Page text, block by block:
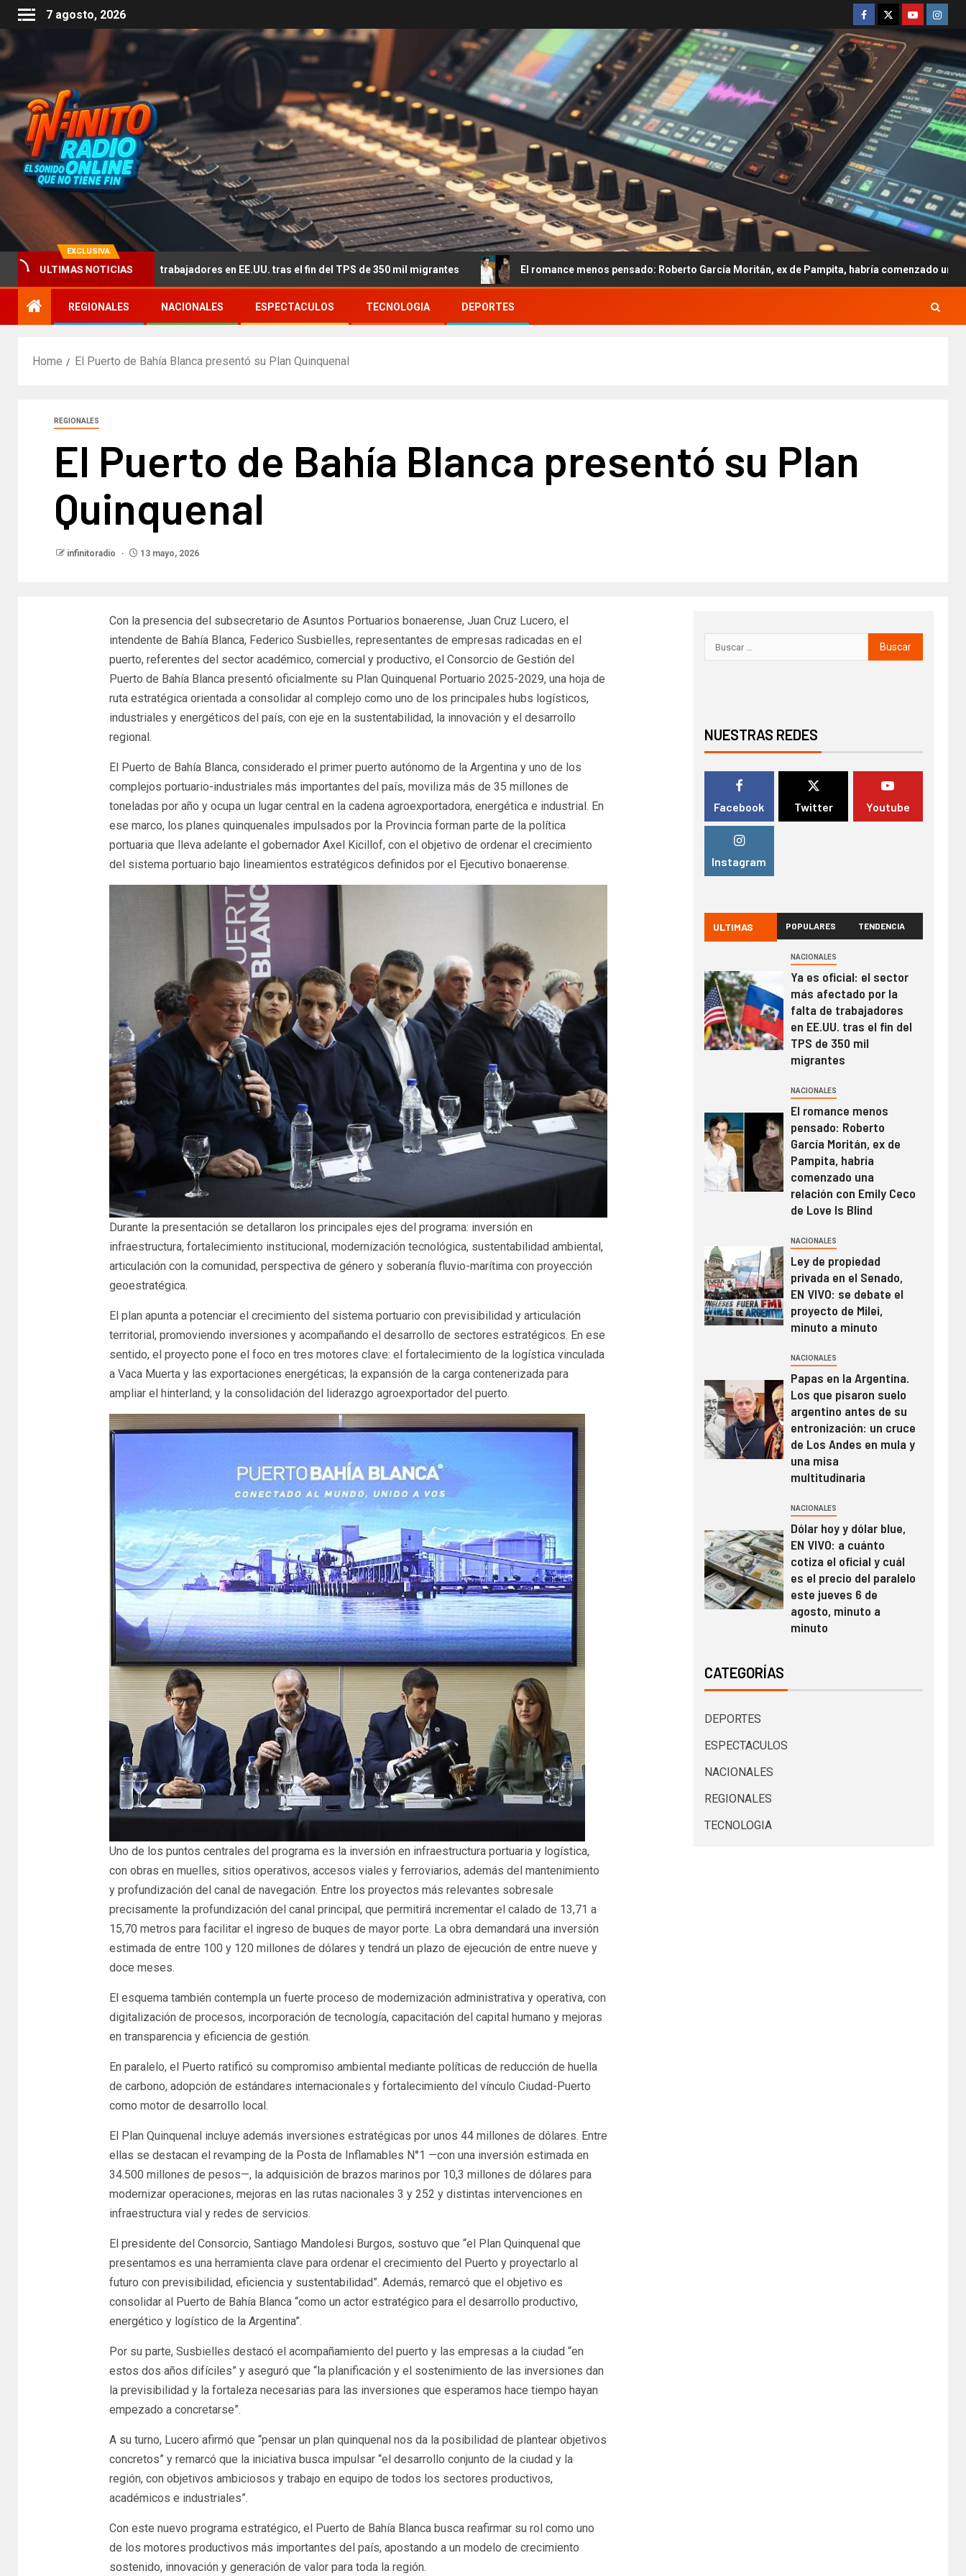
7 agosto, 2026
EXCLUSIVA
ULTIMAS NOTICIAS
la falta de trabajadores en EE.UU. tras el fin del TPS de 350 mil migrantes El romance menos pensado: Roberto García Moritán, ex de Pampita, habría comenzado una relación con Emily
REGIONALES NACIONALES ESPECTACULOS TECNOLOGIA DEPORTES
Home El Puerto de Bahía Blanca presentó su Plan Quinquenal​
REGIONALES
El Puerto de Bahía Blanca presentó su Plan
Quinquenal​
infinitoradio 13 mayo, 2026
Con la presencia del subsecretario de Asuntos Portuarios bonaerense, Juan Cruz Lucero, el
intendente de Bahía Blanca, Federico Susbielles, representantes de empresas radicadas en el
puerto, referentes del sector académico, comercial y productivo, el Consorcio de Gestión del
Puerto de Bahía Blanca presentó oficialmente su Plan Quinquenal Portuario 2025-2029, una hoja de
ruta estratégica orientada a consolidar al complejo como uno de los principales hubs logísticos,
industriales y energéticos del país, con eje en la sustentabilidad, la innovación y el desarrollo
regional.
El Puerto de Bahía Blanca, considerado el primer puerto autónomo de la Argentina y uno de los
complejos portuario-industriales más importantes del país, moviliza más de 35 millones de
toneladas por año y ocupa un lugar central en la cadena agroexportadora, energética e industrial. En
ese marco, los planes quinquenales impulsados por la Provincia forman parte de la política
portuaria que lleva adelante el gobernador Axel Kicillof, con el objetivo de ordenar el crecimiento
del sistema portuario bajo lineamientos estratégicos definidos por el Ejecutivo bonaerense.
Durante la presentación se detallaron los principales ejes del programa: inversión en
infraestructura, fortalecimiento institucional, modernización tecnológica, sustentabilidad ambiental,
articulación con la comunidad, perspectiva de género y soberanía fluvio-marítima con proyección
geoestratégica.
El plan apunta a potenciar el crecimiento del sistema portuario con previsibilidad y articulación
territorial, promoviendo inversiones y acompañando el desarrollo de sectores estratégicos. En ese
sentido, el proyecto pone el foco en tres motores clave: el fortalecimiento de la logística vinculada
a Vaca Muerta y las exportaciones energéticas; la expansión de la carga contenerizada para
ampliar el hinterland; y la consolidación del liderazgo agroexportador del puerto.
Uno de los puntos centrales del programa es la inversión en infraestructura portuaria y logística,
con obras en muelles, sitios operativos, accesos viales y ferroviarios, además del mantenimiento
y profundización del canal de navegación. Entre los proyectos más relevantes sobresale
precisamente la profundización del canal principal, que permitirá incrementar el calado de 13,71 a
15,70 metros para facilitar el ingreso de buques de mayor porte. La obra demandará una inversión
estimada de entre 100 y 120 millones de dólares y tendrá un plazo de ejecución de entre nueve y
doce meses.
El esquema también contempla un fuerte proceso de modernización administrativa y operativa, con
digitalización de procesos, incorporación de tecnología, capacitación del capital humano y mejoras
en transparencia y eficiencia de gestión.
En paralelo, el Puerto ratificó su compromiso ambiental mediante políticas de reducción de huella
de carbono, adopción de estándares internacionales y fortalecimiento del vínculo Ciudad-Puerto
como motor de desarrollo local.
El Plan Quinquenal incluye además inversiones estratégicas por unos 44 millones de dólares. Entre
ellas se destacan el revamping de la Posta de Inflamables N°1 —con una inversión estimada en
34.500 millones de pesos—, la adquisición de brazos marinos por 10,3 millones de dólares para
modernizar operaciones, mejoras en las rutas nacionales 3 y 252 y distintas intervenciones en
infraestructura vial y redes de servicios.
El presidente del Consorcio, Santiago Mandolesi Burgos, sostuvo que “el Plan Quinquenal que
presentamos es una herramienta clave para ordenar el crecimiento del Puerto y proyectarlo al
futuro con previsibilidad, eficiencia y sustentabilidad”. Además, remarcó que el objetivo es
consolidar al Puerto de Bahía Blanca “como un actor estratégico para el desarrollo productivo,
energético y logístico de la Argentina”.
Por su parte, Susbielles destacó el acompañamiento del puerto y las empresas a la ciudad “en
estos dos años difíciles” y aseguró que “la planificación y el sostenimiento de las inversiones dan
la previsibilidad y la fortaleza necesarias para las inversiones que esperamos hace tiempo hayan
empezado a concretarse”.
A su turno, Lucero afirmó que “pensar un plan quinquenal nos da la posibilidad de plantear objetivos
concretos” y remarcó que la iniciativa busca impulsar “el desarrollo conjunto de la ciudad y la
región, con objetivos ambiciosos y trabajo en equipo de todos los sectores productivos,
académicos e industriales”.
Con este nuevo programa estratégico, el Puerto de Bahía Blanca busca reafirmar su rol como uno
de los motores productivos más importantes del país, apostando a un modelo de crecimiento
sostenido, innovación y generación de valor para toda la región.
NUESTRAS REDES
Facebook Twitter Youtube
Instagram
ULTIMAS POPULARES TENDENCIA
NACIONALES
Ya es oficial: el sector
más afectado por la
falta de trabajadores
en EE.UU. tras el fin del
TPS de 350 mil
migrantes
NACIONALES
El romance menos
pensado: Roberto
García Moritán, ex de
Pampita, habría
comenzado una
relación con Emily Ceco
de Love Is Blind
NACIONALES
Ley de propiedad
privada en el Senado,
EN VIVO: se debate el
proyecto de Milei,
minuto a minuto
NACIONALES
Papas en la Argentina.
Los que pisaron suelo
argentino antes de su
entronización: un cruce
de Los Andes en mula y
una misa
multitudinaria
NACIONALES
Dólar hoy y dólar blue,
EN VIVO: a cuánto
cotiza el oficial y cuál
es el precio del paralelo
este jueves 6 de
agosto, minuto a
minuto
CATEGORÍAS
DEPORTES
ESPECTACULOS
NACIONALES
REGIONALES
TECNOLOGIA